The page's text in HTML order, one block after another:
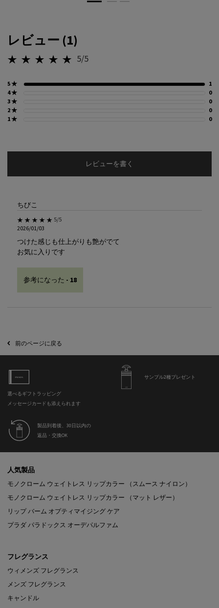
PDP Reviews
レビュー (1)
5星中5。 5/5
5 ★ 1
4 ★
00
3 ★
00
2 ★
00
1 ★
00
レビューを書く
ちびこ
5星中5。
5/5
2026/01/03
つけた感じも仕上がりも艶がでて
お気に入りです
参考になった - 18
前のページに戻る
選べるギフトラッピング
メッセージカードも添えられます
サンプル2種プレゼント
製品到着後、30日以内の
返品・交換OK
人気製品
モノクローム ウェイトレス リップカラー （スムース ナイロン）
モノクローム ウェイトレス リップカラー （マット レザー）
リップ バーム オプティマイジング ケア
プラダ パラドックス オーデパルファム
フレグランス
ウィメンズ フレグランス
メンズ フレグランス
キャンドル